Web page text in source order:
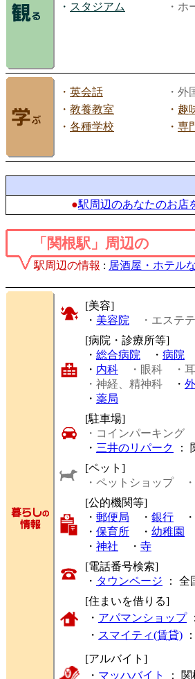
・ スタジアム ・ホ
・ 英会話
・外
・ 教養教室 ・ 趣
・ 各種学校 ・ 専
●駅周辺のあなたのお店
「関根駅」周辺の
駅周辺の情報 : 居酒屋・ホテル
[美容]
・ 美容院 ・エステ
[病院・診療所等]
・ 総合病院 ・ 病院
・ 内科 ・眼科 ・
・神経、精神科 ・
・ 薬局
[駐車場]
・コインパーキング
・ 三井のリパーク
：
[ペット]
・ペットショップ
[公的機関等]
・ 郵便局 ・ 銀行 ・
・ 保育所 ・ 幼稚園
・ 神社 ・ 寺
[電話番号検索]
・ タウンページ ：
[住まいを借りる]
・ アパマンショップ
・ スマイティ(賃貸)
[アルバイト]
・ マッハバイト ：